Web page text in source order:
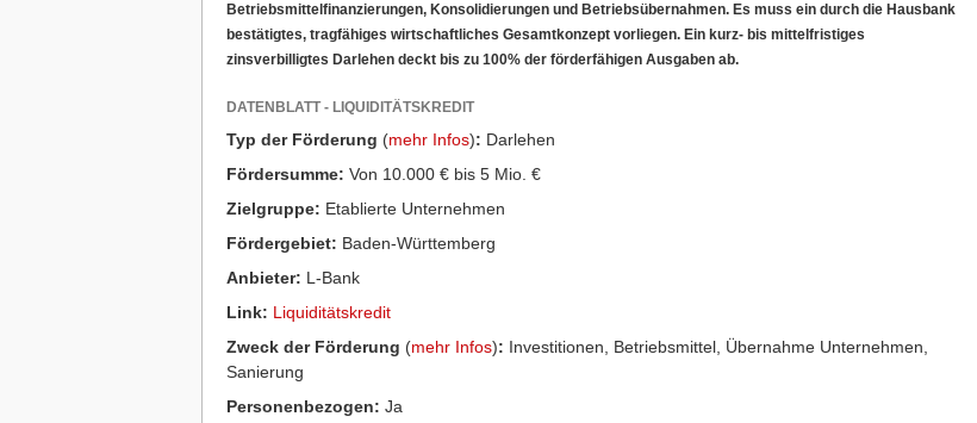
Betriebsmittelfinanzierungen, Konsolidierungen und Betriebsübernahmen. Es muss ein durch die Hausbank
bestätigtes, tragfähiges wirtschaftliches Gesamtkonzept vorliegen. Ein kurz- bis mittelfristiges
zinsverbilligtes Darlehen deckt bis zu 100% der förderfähigen Ausgaben ab.
DATENBLATT - LIQUIDITÄTSKREDIT
Typ der Förderung (mehr Infos): Darlehen
Fördersumme: Von 10.000 € bis 5 Mio. €
Zielgruppe: Etablierte Unternehmen
Fördergebiet: Baden-Württemberg
Anbieter: L-Bank
Link: Liquiditätskredit
Zweck der Förderung (mehr Infos): Investitionen, Betriebsmittel, Übernahme Unternehmen,
Sanierung
Personenbezogen: Ja